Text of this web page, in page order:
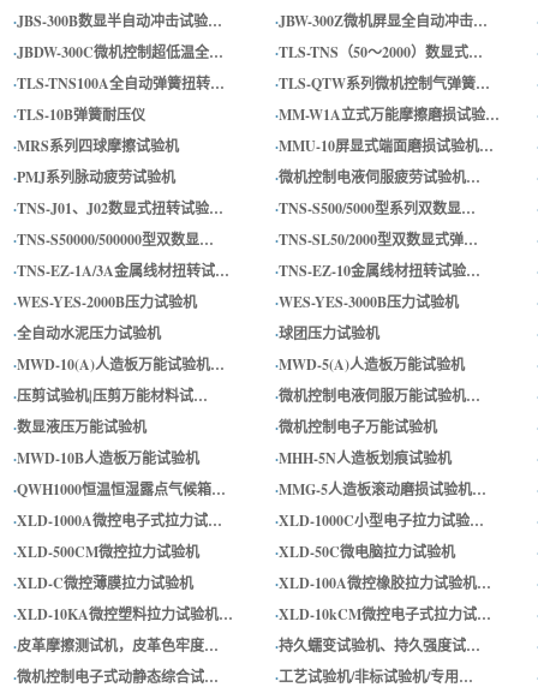
·JBS-300B数显半自动冲击试验… ·JBW-300Z微机屏显全自动冲击…
·JBDW-300C微机控制超低温全… ·TLS-TNS（50～2000）数显式…
·TLS-TNS100A全自动弹簧扭转… ·TLS-QTW系列微机控制气弹簧…
·TLS-10B弹簧耐压仪 ·MM-W1A立式万能摩擦磨损试验…
·MRS系列四球摩擦试验机 ·MMU-10屏显式端面磨损试验机…
·PMJ系列脉动疲劳试验机 ·微机控制电液伺服疲劳试验机…
·TNS-J01、J02数显式扭转试验… ·TNS-S500/5000型系列双数显…
·TNS-S50000/500000型双数显… ·TNS-SL50/2000型双数显式弹…
·TNS-EZ-1A/3A金属线材扭转试… ·TNS-EZ-10金属线材扭转试验…
·WES-YES-2000B压力试验机 ·WES-YES-3000B压力试验机
·全自动水泥压力试验机 ·球团压力试验机
·MWD-10(A)人造板万能试验机… ·MWD-5(A)人造板万能试验机
·压剪试验机|压剪万能材料试… ·微机控制电液伺服万能试验机…
·数显液压万能试验机 ·微机控制电子万能试验机
·MWD-10B人造板万能试验机 ·MHH-5N人造板划痕试验机
·QWH1000恒温恒湿露点气候箱… ·MMG-5人造板滚动磨损试验机…
·XLD-1000A微控电子式拉力试… ·XLD-1000C小型电子拉力试验…
·XLD-500CM微控拉力试验机 ·XLD-50C微电脑拉力试验机
·XLD-C微控薄膜拉力试验机 ·XLD-100A微控橡胶拉力试验机…
·XLD-10KA微控塑料拉力试验机… ·XLD-10kCM微控电子式拉力试…
·皮革摩擦测试机，皮革色牢度… ·持久蠕变试验机、持久强度试…
·微机控制电子式动静态综合试… ·工艺试验机/非标试验机/专用…